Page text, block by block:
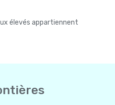
élevés appartiennent